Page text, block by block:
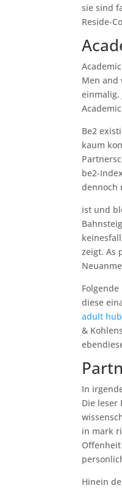
sie sind
Reside-
Men and
einmalig.
Be2
kaum
be2-
dennoch
ist und
zeigt. As
diese
adult
&
In
Die leser
in mark
Hinein